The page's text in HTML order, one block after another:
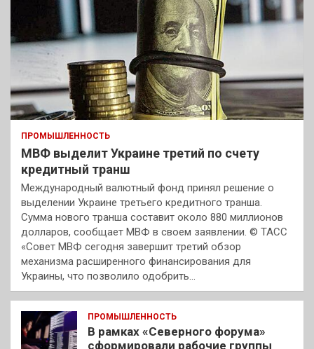
ПРОМЫШЛЕННОСТЬ
МВФ выделит Украине третий по счету
кредитный транш
Международный валютный фонд принял решение о
выделении Украине третьего кредитного транша.
Сумма нового транша составит около 880 миллионов
долларов, сообщает МВФ в своем заявлении. © ТАСС
«Совет МВФ сегодня завершит третий обзор
механизма расширенного финансирования для
Украины, что позволило одобрить…
ПРОМЫШЛЕННОСТЬ
В рамках «Северного форума»
сформировали рабочие группы